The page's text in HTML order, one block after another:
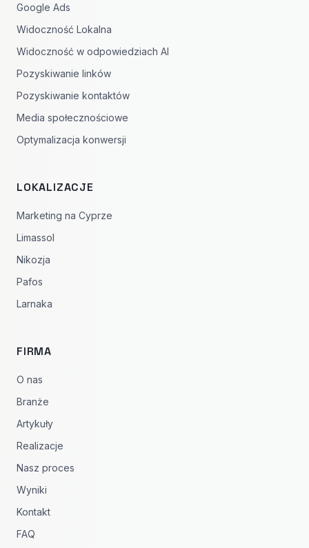
Google Ads
Widoczność Lokalna
Widoczność w odpowiedziach AI
Pozyskiwanie linków
Pozyskiwanie kontaktów
Media społecznościowe
Optymalizacja konwersji
LOKALIZACJE
Marketing na Cyprze
Limassol
Nikozja
Pafos
Larnaka
FIRMA
O nas
Branże
Artykuły
Realizacje
Nasz proces
Wyniki
Kontakt
FAQ